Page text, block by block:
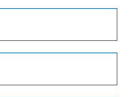
Cd Cr(VI)